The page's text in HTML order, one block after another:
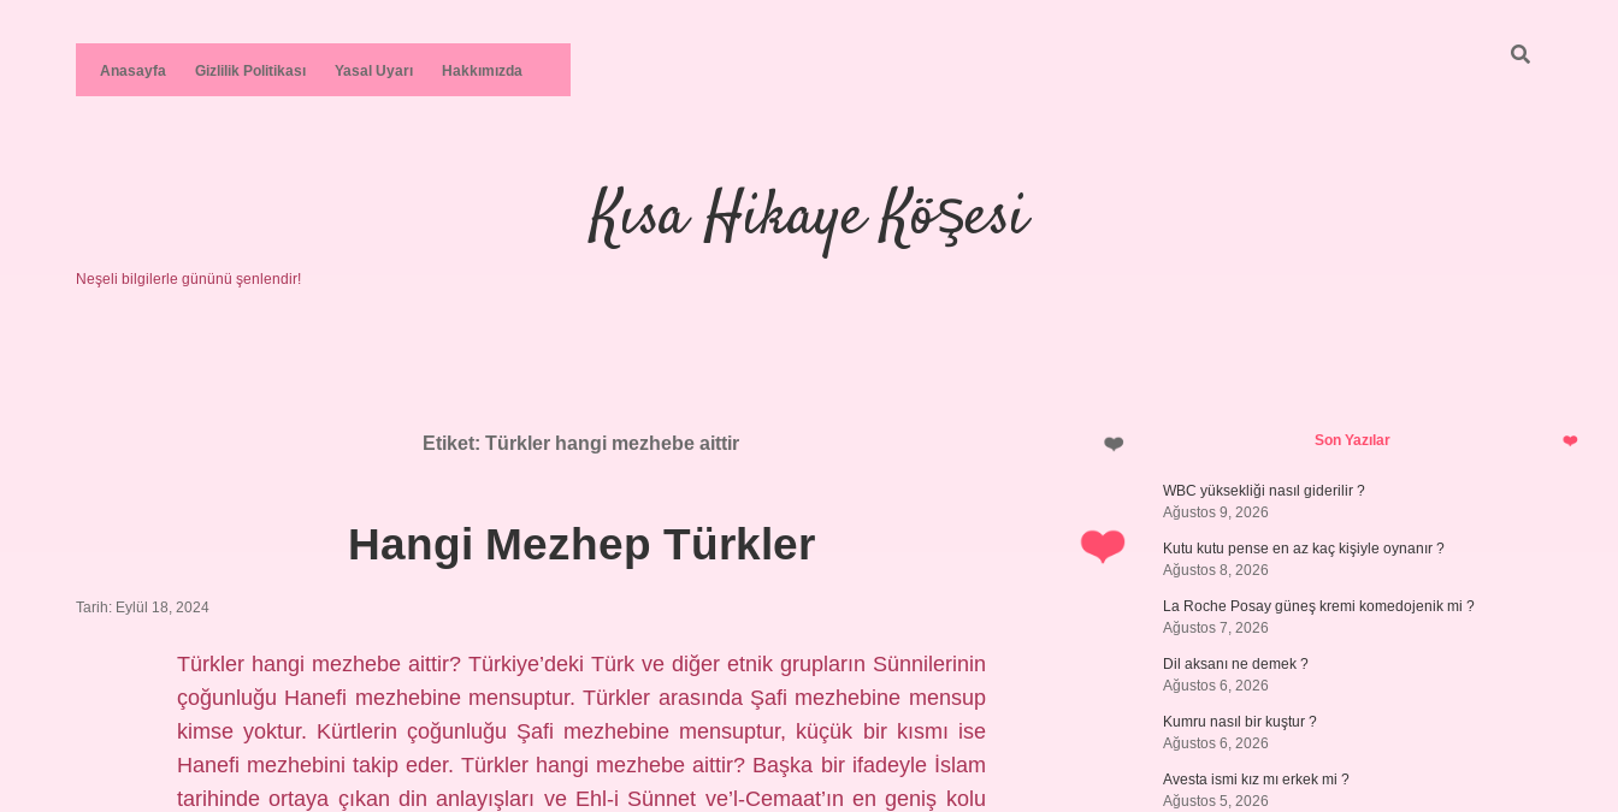
Anasayfa Gizlilik Politikası Yasal Uyarı Hakkımızda
Kısa Hikaye Köşesi
Neşeli bilgilerle gününü şenlendir!
Etiket:Türkler hangi mezhebe aittir
Hangi Mezhep Türkler
Tarih: Eylül 18, 2024
Türkler hangi mezhebe aittir? Türkiye’deki Türk ve diğer etnik grupların Sünnilerinin
çoğunluğu Hanefi mezhebine mensuptur. Türkler arasında Şafi mezhebine mensup
kimse yoktur. Kürtlerin çoğunluğu Şafi mezhebine mensuptur, küçük bir kısmı ise
Hanefi mezhebini takip eder. Türkler hangi mezhebe aittir? Başka bir ifadeyle İslam
tarihinde ortaya çıkan din anlayışları ve Ehl-i Sünnet ve’l-Cemaat’ın en geniş kolu
SidebarSon Yazılar
WBC yüksekliği nasıl giderilir ?
Ağustos 9, 2026
Kutu kutu pense en az kaç kişiyle oynanır ?
Ağustos 8, 2026
La Roche Posay güneş kremi komedojenik mi ?
Ağustos 7, 2026
Dil aksanı ne demek ?
Ağustos 6, 2026
Kumru nasıl bir kuştur ?
Ağustos 6, 2026
Avesta ismi kız mı erkek mi ?
Ağustos 5, 2026